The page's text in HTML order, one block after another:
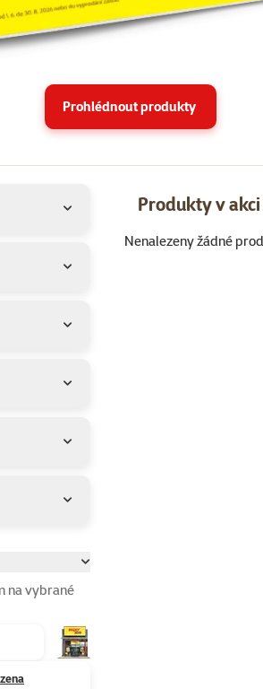
Prohlédnout produkty
na vybrané
Vybrané filtry
Produkty v
Produkty v akci Super
Nenalezeny žádné